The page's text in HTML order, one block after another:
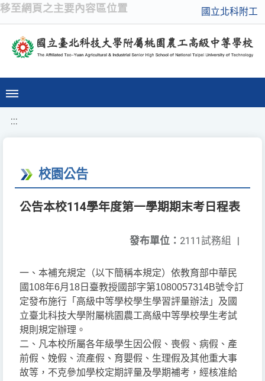
移至網頁之主要內容區位置 國立北科附工
:::
校園公告
公告本校114學年度第一學期期末考日程表
發布單位： 2111試務組 |
一、本補充規定（以下簡稱本規定）依教育部中華民
國108年6月18日臺教授國部字第1080057314B號令訂
定發布施行「高級中等學校學生學習評量辦法」及國
立臺北科技大學附屬桃園農工高級中等學校學生考試
規則規定辦理。
二、凡本校所屬各年級學生因公假、喪假、病假、產
前假、娩假、流產假、育嬰假、生理假及其他重大事
故等，不克參加學校定期評量及學期補考，經核准給